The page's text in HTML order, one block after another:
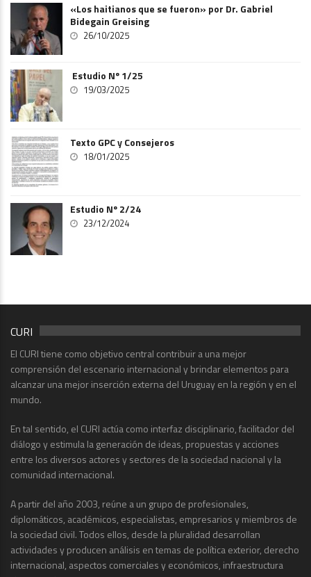
«Los haitianos que se fueron» por Dr. Gabriel
Bidegain Greising
26/10/2025
Estudio Nº 1/25
19/03/2025
Texto GPC y Consejeros
18/01/2025
Estudio Nº 2/24
23/12/2024
CURI
El CURI tiene como objetivo central contribuir a una mejor
comprensión del escenario internacional y brindar elementos para
alcanzar una mejor inserción externa del Uruguay en la región y en el
mundo.
En tal sentido, el CURI actúa como interfaz disciplinario, facilitador del
diálogo y estimula la generación de ideas, propuestas y acciones
entre los diversos actores y sectores de la sociedad nacional y la
comunidad internacional.
A partir del año 2003, reúne a un grupo de profesionales,
diplomáticos, académicos, especialistas, empresarios y miembros de
la sociedad civil. Todos ellos, desde la pluralidad desarrollan
actividades y producen análisis en temas de política exterior, derecho
internacional, aspectos comerciales y económicos, infraestructura